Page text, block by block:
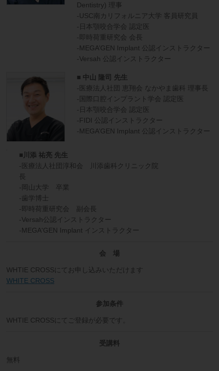
Dentistry) 理事
-USC南カリフォルニア大学 客員研究員
-日本顎咬合学会 認定医
-即時荷重研究会 会長
-MEGA’GEN Implant 公認インストラクター
-Versah 公認インストラクター
■ 中山 隆司 先生
-医療法人社団 恵翔会 なかやま歯科 理事長
-国際口腔インプラント学会 認定医
-日本顎咬合学会 認定医
-FIDI 公認インストラクター
-MEGA’GEN Implant 公認インストラクター
■川添 祐亮 先生
-医療法人社団淳和会 川添歯科クリニック院
長
-岡山大学 卒業
-歯学博士
-即時荷重研究会 副会長
-Versah公認インストラクター
-MEGA'GEN Implant インストラクター
会 場
WHTIE CROSSにてお申し込みいただけます
WHITE CROSS
参加条件
WHTIE CROSSにてご登録が必要です。
受講料
無料